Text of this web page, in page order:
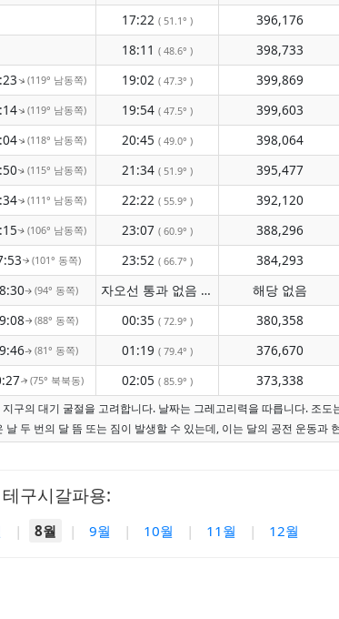
17:22 ( 51.1° ) 396,176
18:11 ( 48.6° ) 398,733
↑(119° 남동쪽) 19:02 ( 47.3° ) 399,869
↑(119° 남동쪽) 19:54 ( 47.5° ) 399,603
↑(118° 남동쪽) 20:45 ( 49.0° ) 398,064
↑(115° 남동쪽) 21:34 ( 51.9° ) 395,477
↑(111° 남동쪽) 22:22 ( 55.9° ) 392,120
↑(106° 남동쪽) 23:07 ( 60.9° ) 388,296
↑(101° 동쪽) 23:52 ( 66.7° ) 384,293
↑(94° 동쪽) 자오선 통과 없음
( 해당 없음 )해당 없음
↑(88° 동쪽) 00:35 ( 72.9° ) 380,358
↑(81° 동쪽) 01:19 ( 79.4° ) 376,670
↑(75° 북북동) 02:05 ( 85.9° ) 373,338
의 대기 굴절을 고려합니다. 날짜는 그레고리력을 따릅니다. 조
두 번의 달 뜸 또는 짐이 발생할 수 있는데, 이는 달의 공전 운동과
구시갈파용:
| 8월 | 9월 | 10월 | 11월 | 12월